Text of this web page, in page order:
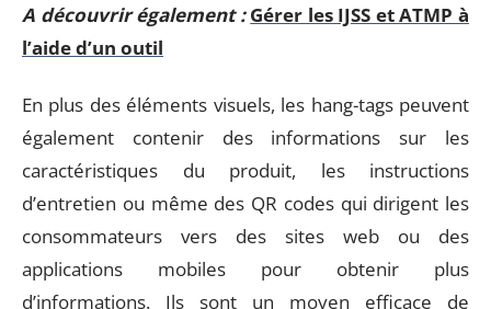
A découvrir également : Gérer les IJSS et ATMP à
l’aide d’un outil
En plus des éléments visuels, les hang-tags peuvent
également contenir des informations sur les
caractéristiques du produit, les instructions
d’entretien ou même des QR codes qui dirigent les
consommateurs vers des sites web ou des
applications mobiles pour obtenir plus
d’informations. Ils sont un moyen efficace de